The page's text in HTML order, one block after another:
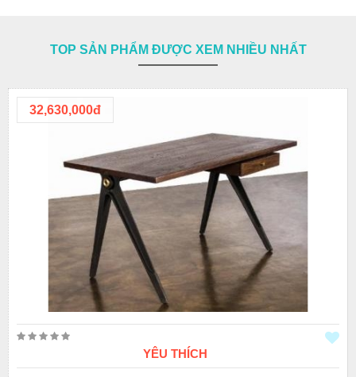
TOP SẢN PHẨM ĐƯỢC XEM NHIỀU NHẤT
32,630,000đ
YÊU THÍCH